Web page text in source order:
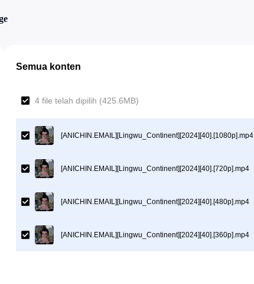
Semua konten
4 file telah dipilih (425.6MB)
[ANICHIN.EMAIL][Lingwu_Continent][2024][40].[1080p].mp4
[ANICHIN.EMAIL][Lingwu_Continent][2024][40].[720p].mp4
[ANICHIN.EMAIL][Lingwu_Continent][2024][40].[480p].mp4
[ANICHIN.EMAIL][Lingwu_Continent][2024][40].[360p].mp4